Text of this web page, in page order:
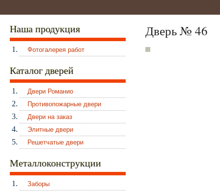
Наша продукция
Фотогалерея работ
Каталог дверей
Двери Романио
Противопожарные двери
Двери на заказ
Элитные двери
Решетчатые двери
Металлоконструкции
Заборы
Дверь № 46